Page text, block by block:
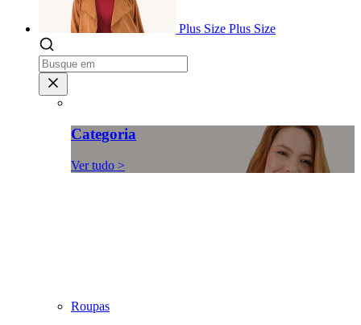
Plus Size Plus Size
Categoria
Ver tudo >
Roupas